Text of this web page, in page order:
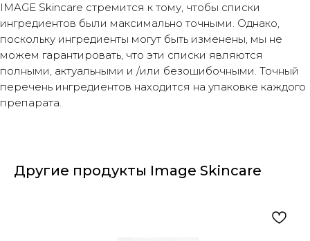
IMAGE Skincare стремится к тому, чтобы списки
ингредиентов были максимально точными. Однако,
поскольку ингредиенты могут быть изменены, мы не
можем гарантировать, что эти списки являются
полными, актуальными и /или безошибочными. Точный
перечень ингредиентов находится на упаковке каждого
препарата.
Другие продукты Image Skincare